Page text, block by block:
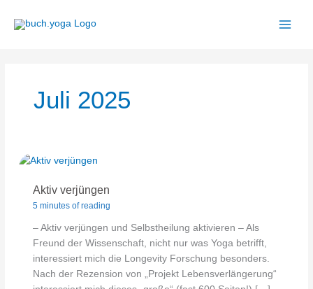
Inhalt
Juli 2025
Aktiv verjüngen
5 minutes of reading
– Aktiv verjüngen und Selbstheilung aktivieren – Als
Freund der Wissenschaft, nicht nur was Yoga betrifft,
interessiert mich die Longevity Forschung besonders.
Nach der Rezension von „Projekt Lebensverlängerung“